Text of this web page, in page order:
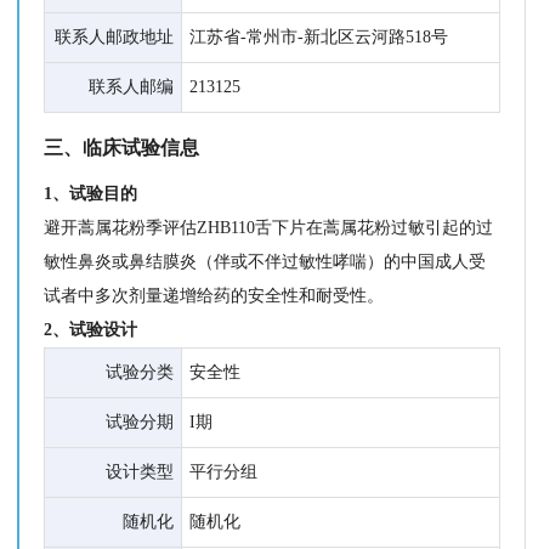
联系人邮政地址 江苏省-常州市-新北区云河路518号
联系人邮编 213125
三、临床试验信息
1、试验目的
避开蒿属花粉季评估ZHB110舌下片在蒿属花粉过敏引起的过
敏性鼻炎或鼻结膜炎（伴或不伴过敏性哮喘）的中国成人受
试者中多次剂量递增给药的安全性和耐受性。
2、试验设计
试验分类 安全性
试验分期 I期
设计类型 平行分组
随机化 随机化